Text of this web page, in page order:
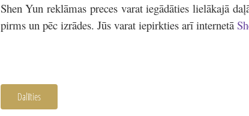
Shen Yun reklāmas preces varat iegādāties lielākajā
pirms un pēc izrādes. Jūs varat iepirkties arī internetā
Dalīties